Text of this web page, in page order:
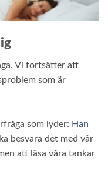
Vi fortsätter att
som är
som lyder: Han
besvara det med vår
att läsa våra tankar